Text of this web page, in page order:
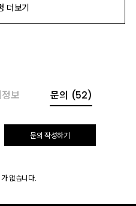
보 문의 (52)
문의 작성하기
없습니다.